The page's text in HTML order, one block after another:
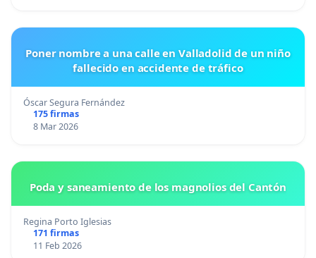
Poner nombre a una calle en Valladolid de un niño
fallecido en accidente de tráfico
Óscar Segura Fernández
175 firmas
8 Mar 2026
Poda y saneamiento de los magnolios del Cantón
Regina Porto Iglesias
171 firmas
11 Feb 2026